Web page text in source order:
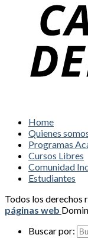
Home
Quienes
Programas
Cursos Libres
Comunidad
Estudiantes
Todos los derechos
páginas web
Buscar por: